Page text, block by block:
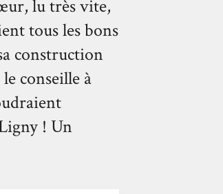
lu très vite,
tous les bons
construction
conseille à
! Un